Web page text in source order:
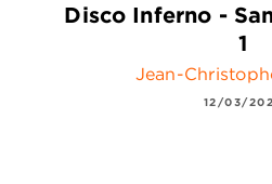
Disco Inferno -
1
Jean-
12/03/